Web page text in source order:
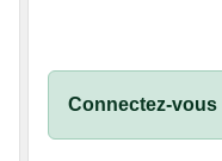
Connectez-vous